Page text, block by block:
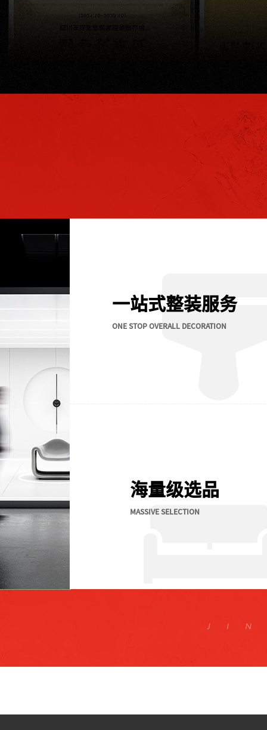
一站式整装服务
ONE STOP OVERALL DECORATION
海量级选品
MASSIVE SELECTION